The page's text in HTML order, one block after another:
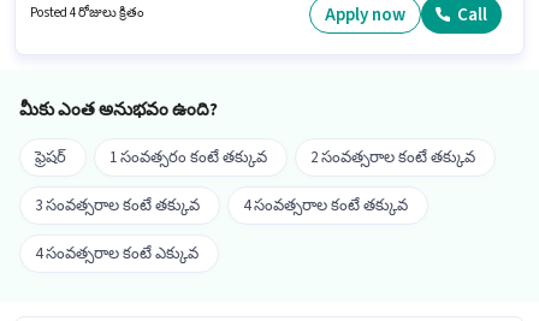
మధురై లో ఉంది. Ja Architects అకౌంటెంట్ విభాగంలో అకౌంట్స్ అడ్మిన్ ఉద్యోగానికి
Posted 4 రోజులు క్రితం Apply now Call
మీకు ఎంత అనుభవం ఉంది?
ఫ్రెషర్ 1 సంవత్సరం కంటే తక్కువ 2 సంవత్సరాల కంటే తక్కువ
3 సంవత్సరాల కంటే తక్కువ 4 సంవత్సరాల కంటే తక్కువ
4 సంవత్సరాల కంటే ఎక్కువ